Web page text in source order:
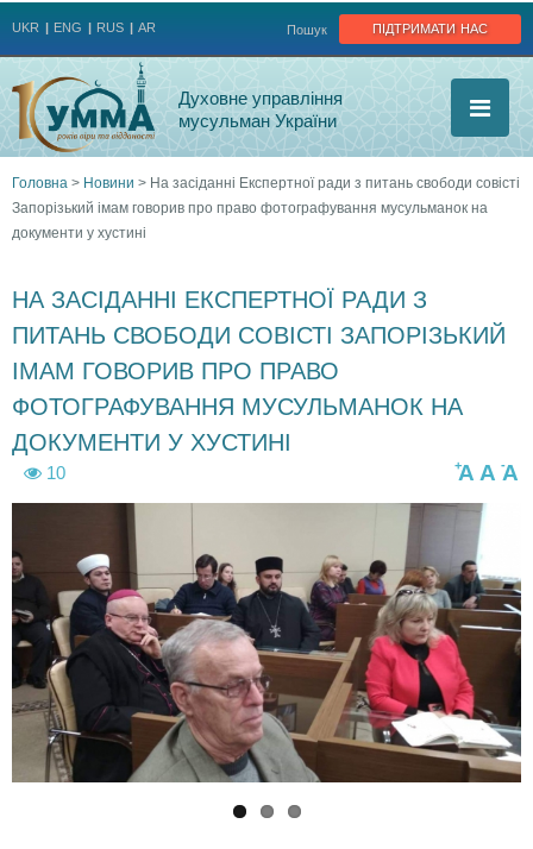
підтримати нас
Пошук
UKR ENG RUS AR
Духовне управління
мусульман України
Ви
Головна > Новини > На засіданні Експертної ради з питань свободи совісті
Запорізький імам говорив про право фотографування мусульманок на
документи у хустині
НА ЗАСІДАННІ ЕКСПЕРТНОЇ РАДИ З
ПИТАНЬ СВОБОДИ СОВІСТІ ЗАПОРІЗЬКИЙ
ІМАМ ГОВОРИВ ПРО ПРАВО
ФОТОГРАФУВАННЯ МУСУЛЬМАНОК НА
ДОКУМЕНТИ У ХУСТИНІ
10 -A
A
+A
p
h
o
t
p
h
o
t
f
o
t
o